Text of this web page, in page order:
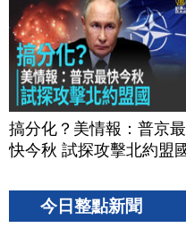
搞分化？美情報：普京最
快今秋 試探攻擊北約盟
今日整點新聞